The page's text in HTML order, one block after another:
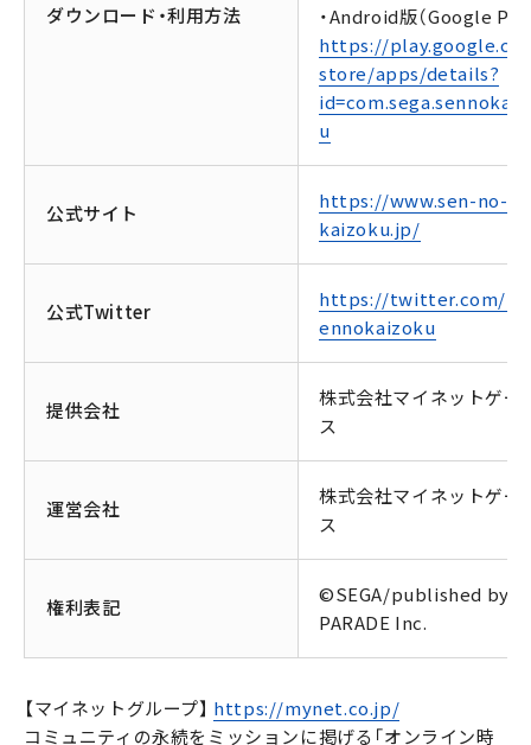
ダウンロード・利用方法
・Android版（Google
https://
store/apps/details?
u
公式サイト
https://www.sen-no-
kaizoku.jp/
公式Twitter
https://twitter.com/
ennokaizoku
提供会社
株式会社マイネットゲー
ス
運営会社
株式会社マイネットゲー
ス
権利表記
©SEGA/published by
PARADE Inc.
【マイネットグループ】 https://mynet.co.jp/
コミュニティの永続をミッションに掲げる「オンライン時